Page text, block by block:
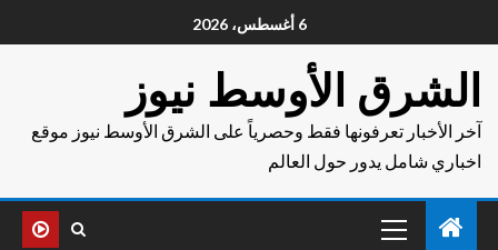
6 أغسطس، 2026
الشرق الأوسط نيوز
آخر الأخبار تعرفونها فقط وحصرياً على الشرق الأوسط نيوز موقع
اخباري شامل يدور حول العالم